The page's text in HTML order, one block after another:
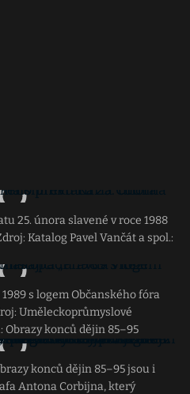
25. února slavené v roce 1988
Katalog Pavel Vančát a spol.:
s logem Občanského fóra
Uměleckoprůmyslové
Obrazy konců dějin 85–95
konců dějin 85–95 jsou i
Antona Corbijna, který